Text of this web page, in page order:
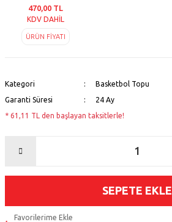
470,00 TL
KDV DAHİL
ÜRÜN FİYATI
Kategori
Basketbol Topu
Garanti Süresi
24 Ay
* 61,11 TL den başlayan taksitlerle!
SEPETE EKLE